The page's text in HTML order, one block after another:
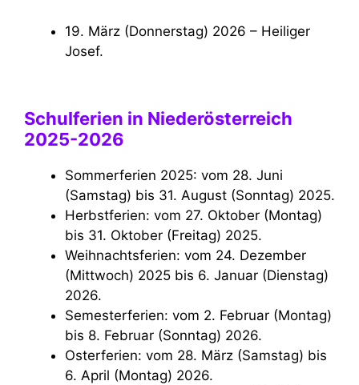
19. März (Donnerstag) 2026 – Heiliger
Josef.
Schulferien in Niederösterreich
2025-2026
Sommerferien 2025: vom 28. Juni
(Samstag) bis 31. August (Sonntag) 2025.
Herbstferien: vom 27. Oktober (Montag)
bis 31. Oktober (Freitag) 2025.
Weihnachtsferien: vom 24. Dezember
(Mittwoch) 2025 bis 6. Januar (Dienstag)
2026.
Semesterferien: vom 2. Februar (Montag)
bis 8. Februar (Sonntag) 2026.
Osterferien: vom 28. März (Samstag) bis
6. April (Montag) 2026.